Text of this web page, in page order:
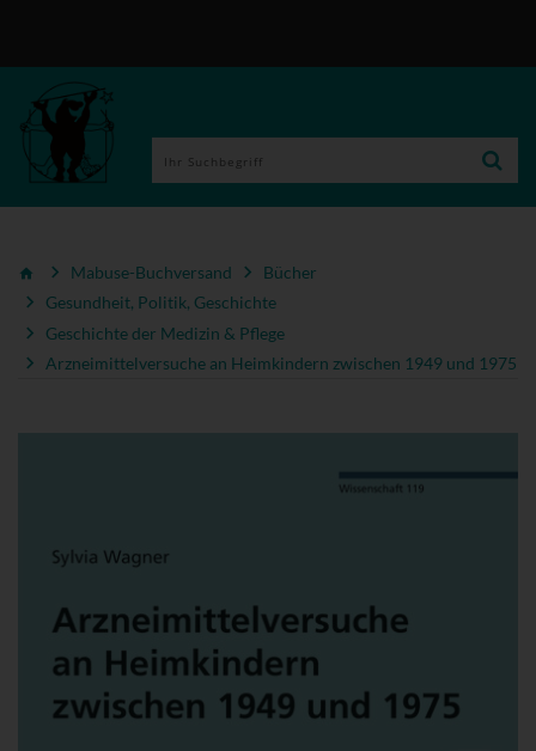
Mabuse-Buchversand
Bücher
Gesundheit, Politik, Geschichte
Geschichte der Medizin & Pflege
Arzneimittelversuche an Heimkindern zwischen 1949 und 1975